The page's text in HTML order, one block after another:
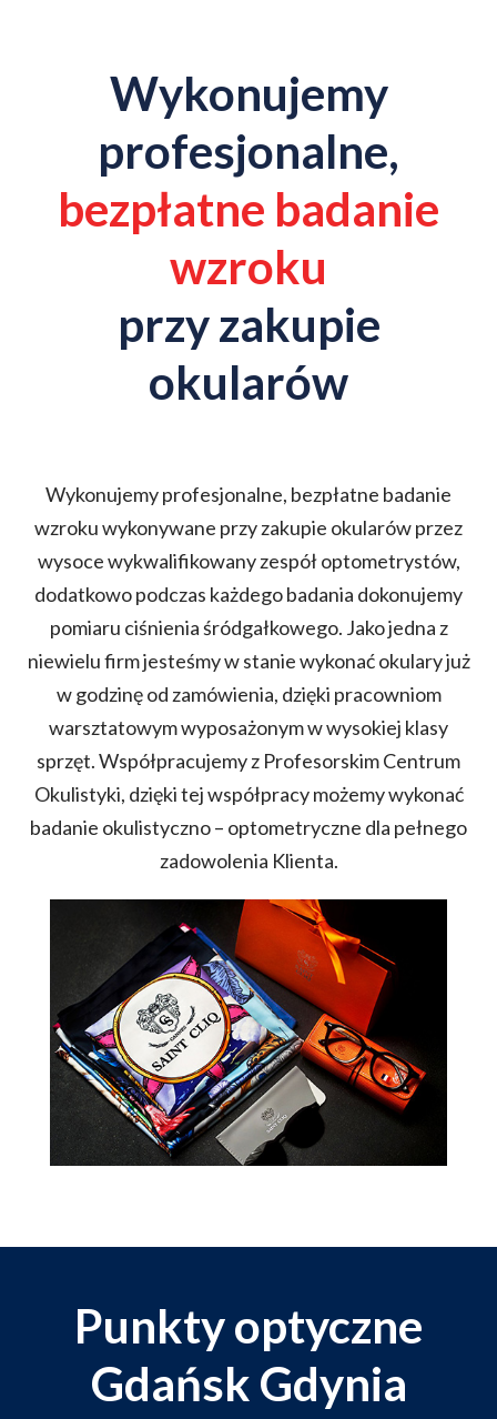
Wykonujemy
profesjonalne,
bezpłatne badanie
wzroku
przy zakupie
okularów
Wykonujemy profesjonalne, bezpłatne badanie
wzroku wykonywane przy zakupie okularów przez
wysoce wykwalifikowany zespół optometrystów,
dodatkowo podczas każdego badania dokonujemy
pomiaru ciśnienia śródgałkowego. Jako jedna z
niewielu firm jesteśmy w stanie wykonać okulary już
w godzinę od zamówienia, dzięki pracowniom
warsztatowym wyposażonym w wysokiej klasy
sprzęt. Współpracujemy z Profesorskim Centrum
Okulistyki, dzięki tej współpracy możemy wykonać
badanie okulistyczno – optometryczne dla pełnego
zadowolenia Klienta.
Punkty optyczne
Gdańsk Gdynia